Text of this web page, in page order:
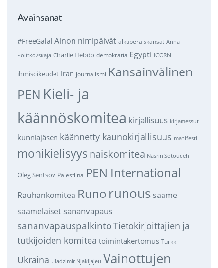
Avainsanat
#FreeGalal Ainon nimipäivät alkuperäiskansat Anna
Politkovskaja Charlie Hebdo demokratia Egypti ICORN
ihmisoikeudet Iran journalismi Kansainvälinen
PEN Kieli- ja
käännöskomitea kirjallisuus kirjamessut
kunniajäsen käännetty kaunokirjallisuus manifesti
monikielisyys naiskomitea Nasrin Sotoudeh
Oleg Sentsov Palestiina PEN International
Rauhankomitea Runo runous saame
saamelaiset sananvapaus
sananvapauspalkintoTietokirjoittajien ja
tutkijoiden komitea toimintakertomus Turkki
Ukraina Uladzimir Njakljajeu Vainottujen